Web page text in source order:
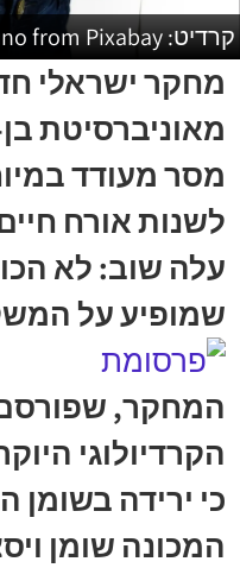
קרדיט: Image by Bruno from Pixabay
מחקר ישראלי
מאוניברסיטת
מסר מעודד
לשנות אורח
עלה שוב: לא
שמופיע על
המחקר,
כי ירידה בשומן
המכונה שומן